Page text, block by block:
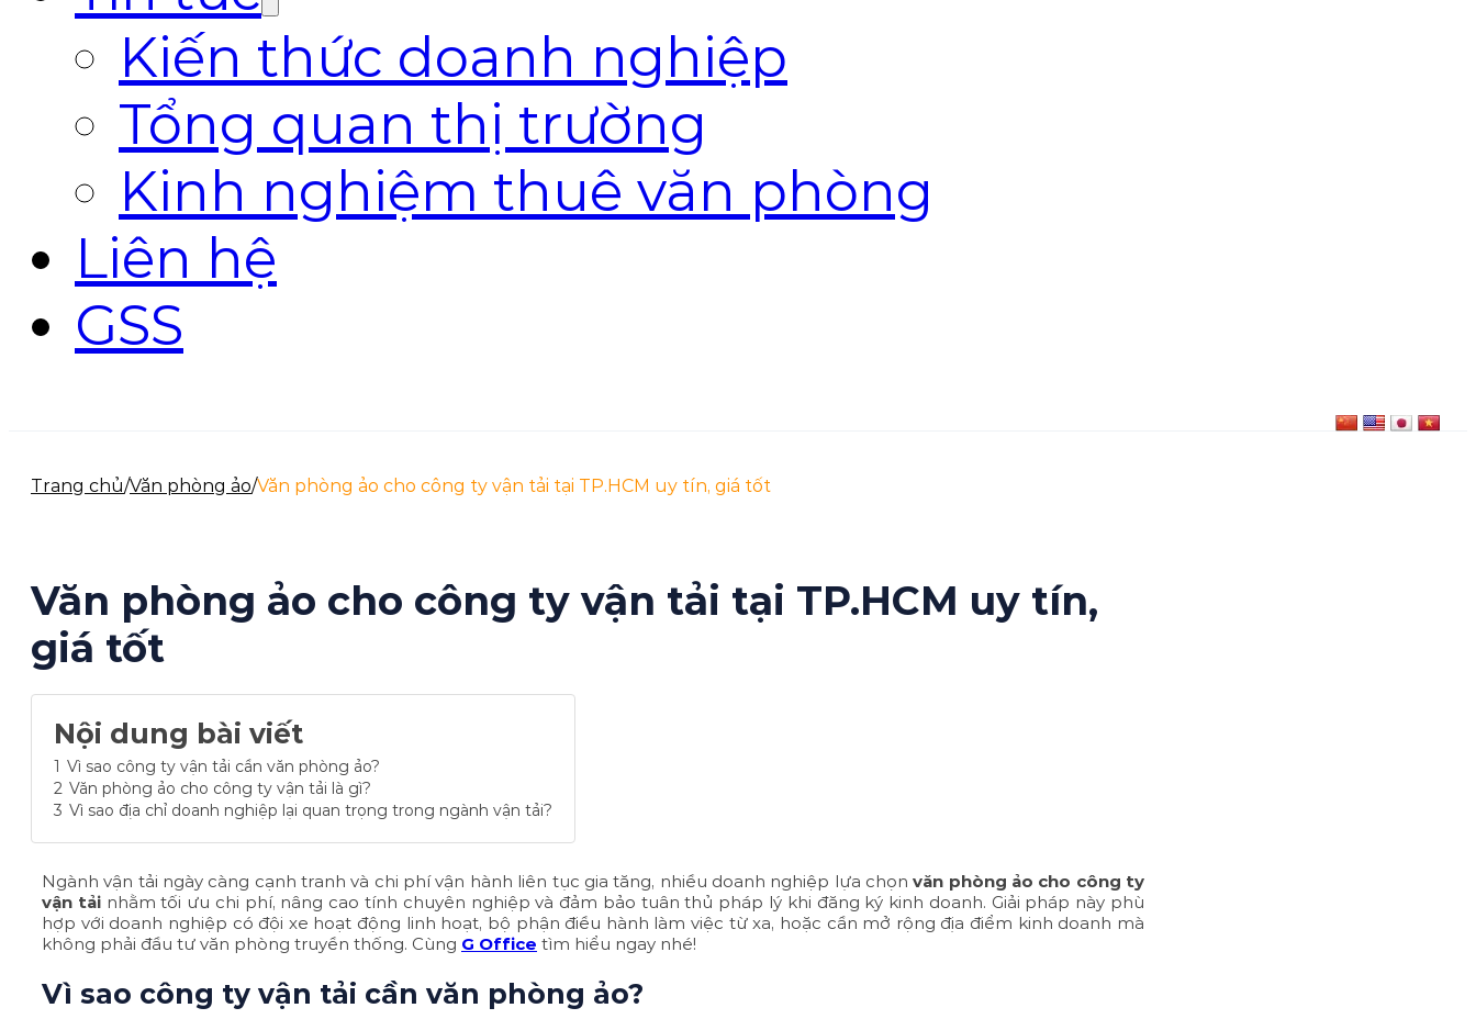
Kiến thức doanh nghiệp
Tổng quan thị trường
Kinh nghiệm thuê văn phòng
Liên hệ
GSS
Trang chủ/Văn phòng ảo/Văn phòng ảo cho công ty vận tải tại TP.HCM uy tín, giá tốt
Văn phòng ảo cho công ty vận tải tại TP.HCM uy tín,
giá tốt
Nội dung bài viết
1 Vì sao công ty vận tải cần văn phòng ảo?
2 Văn phòng ảo cho công ty vận tải là gì?
3 Vì sao địa chỉ doanh nghiệp lại quan trọng trong ngành vận tải?
Ngành vận tải ngày càng cạnh tranh và chi phí vận hành liên tục gia tăng, nhiều doanh nghiệp lựa chọnvăn phòng ảo cho công ty
vận tảinhằm tối ưu chi phí, nâng cao tính chuyên nghiệp và đảm bảo tuân thủ pháp lý khi đăng ký kinh doanh. Giải pháp này phù
hợp với doanh nghiệp có đội xe hoạt động linh hoạt, bộ phận điều hành làm việc từ xa, hoặc cần mở rộng địa điểm kinh doanh mà
không phải đầu tư văn phòng truyền thống. Cùng G Office tìm hiểu ngay nhé!
Vì sao công ty vận tải cần văn phòng ảo?